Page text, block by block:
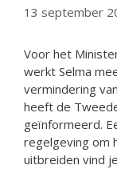
13 september
Voor het
werkt Selma
vermindering
heeft de
geïnformeerd.
regelgeving om
uitbreiden vind je